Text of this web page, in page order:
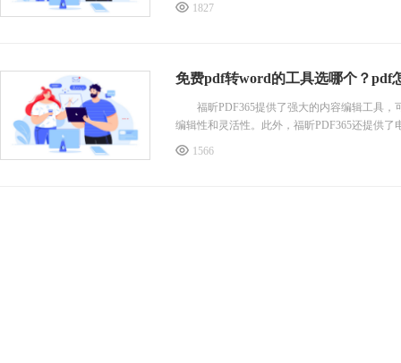
1827
免费pdf转word的工具选哪个？pdf
福昕PDF365提供了强大的内容编辑工具，
编辑性和灵活性。此外，福昕PDF365还提供
1566